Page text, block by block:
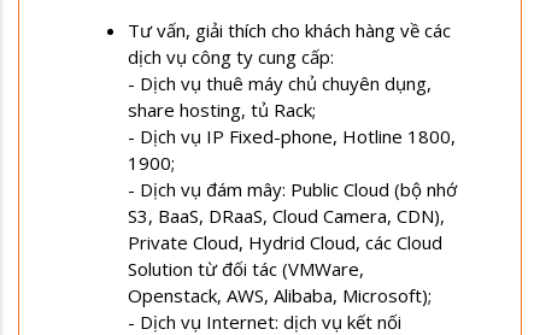
Tư vấn, giải thích cho khách hàng về các
dịch vụ công ty cung cấp:
- Dịch vụ thuê máy chủ chuyên dụng,
share hosting, tủ Rack;
- Dịch vụ IP Fixed-phone, Hotline 1800,
1900;
- Dịch vụ đám mây: Public Cloud (bộ nhớ
S3, BaaS, DRaaS, Cloud Camera, CDN),
Private Cloud, Hydrid Cloud, các Cloud
Solution từ đối tác (VMWare,
Openstack, AWS, Alibaba, Microsoft);
- Dịch vụ Internet: dịch vụ kết nối